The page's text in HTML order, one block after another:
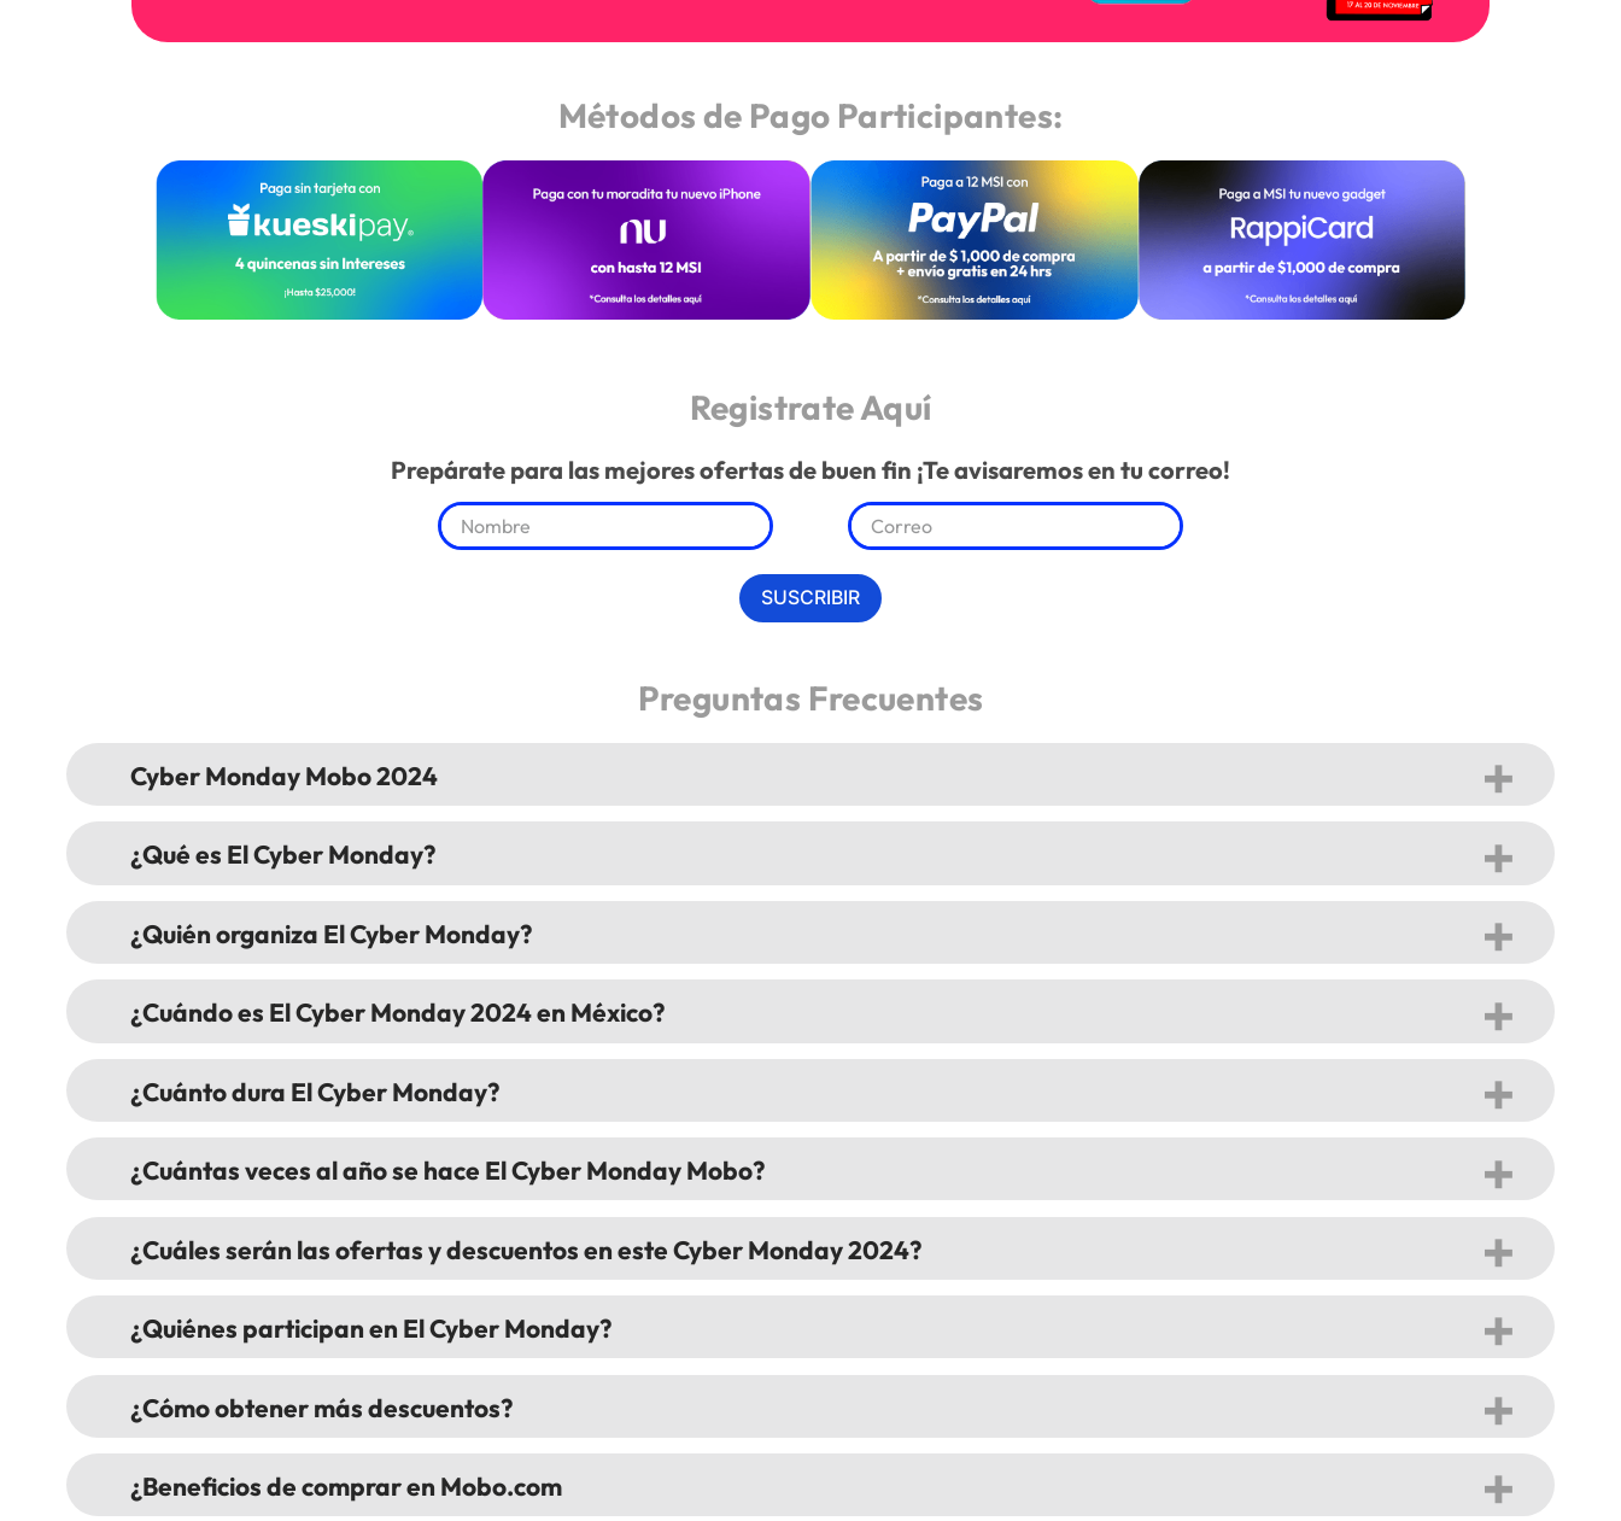
Métodos de Pago Participantes:
Registrate Aquí
Prepárate para las mejores ofertas de buen fin ¡Te avisaremos en tu correo!
SUSCRIBIR
Preguntas Frecuentes
Cyber Monday Mobo 2024
¿Qué es El Cyber Monday?
¿Quién organiza El Cyber Monday?
¿Cuándo es El Cyber Monday 2024 en México?
¿Cuánto dura El Cyber Monday?
¿Cuántas veces al año se hace El Cyber Monday Mobo?
¿Cuáles serán las ofertas y descuentos en este Cyber Monday 2024?
¿Quiénes participan en El Cyber Monday?
¿Cómo obtener más descuentos?
¿Beneficios de comprar en Mobo.com